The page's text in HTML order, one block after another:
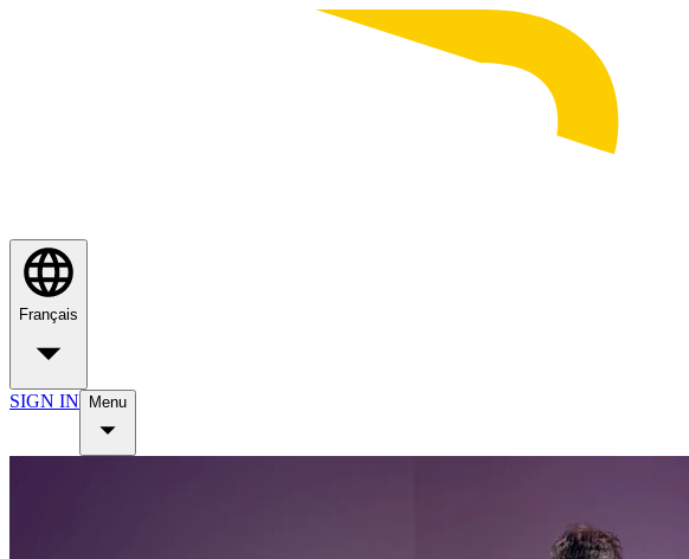
Français
SIGN IN Menu